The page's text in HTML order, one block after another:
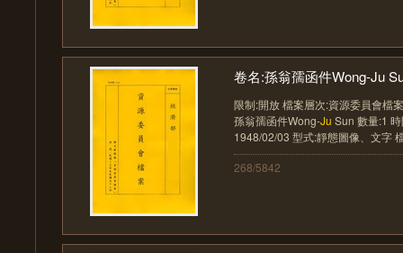
卷名:孫翁孺函件Wong-Ju
限制:開放 檔案層次:資源委員會檔
孫翁孺函件Wong-Ju Sun 數量:1
1948/02/03 型式:靜態圖像、文字
268/5842